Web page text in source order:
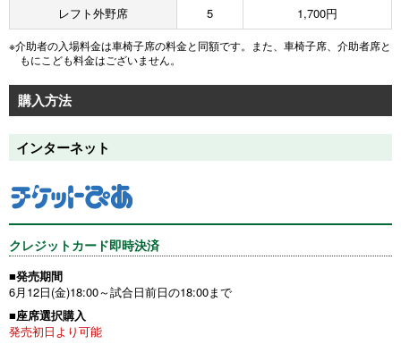
レフト外野席
5 1,700円
※介助者の入場料金は車椅子席の料金と同額です。また、車椅子席、介助者席と
もにこども料金はございません。
購入方法
インターネット
クレジットカード即時決済
■発売期間
6月12日(金)18:00～試合日前日の18:00まで
■座席選択購入
発売初日より可能